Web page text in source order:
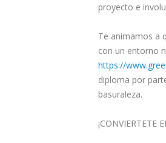
proyecto e
Te animamos a
con un entorno
https://
diploma por
basuraleza.
¡CONVIERTETE